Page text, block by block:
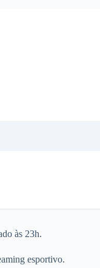
às 23h.
esportivo.